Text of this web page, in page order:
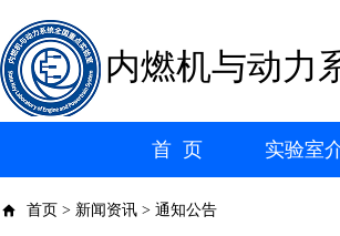
内燃机与动力
首 页 实验室
首页 > 新闻资讯 > 通知公告